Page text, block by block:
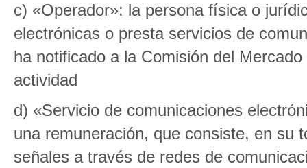
c) «Operador»: la persona física o
electrónicas o presta servicios de
ha notificado a la Comisión del
actividad
d) «Servicio de comunicaciones
una remuneración, que consiste, en su
señales a través de redes de